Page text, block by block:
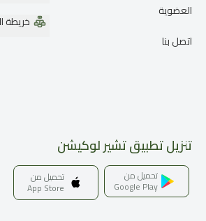
العضوية
اتصل بنا
خريطة
تنزيل تطبيق تشير لوكيشن
تحميل من
Google Play
تحميل من
App Store